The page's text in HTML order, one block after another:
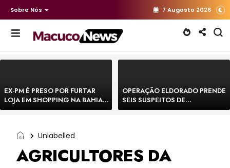
Sobre Nós 7 Augosto 2026
EX-PM É PRESO POR FURTAR
LOJA EM SHOPPING NA BAHIA E
ESCAPA CORRENDO DE
OPERAÇÃO ELDORADO PRENDE
SEIS SUSPEITOS DE
MOVIMENTAR R$ 25 MILHÕES
Unlabelled
AGRICULTORES DA